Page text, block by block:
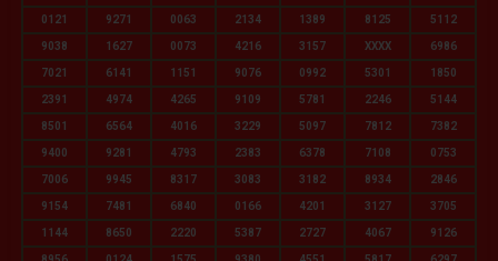
0121 9271 0063 2134 1389 8125 5112
9038 1627 0073 4216 3157 XXXX 6986
7021 6141 1151 9076 0992 5301 1850
2391 4974 4265 9109 5781 2246 5144
8501 6564 4016 3229 5097 7812 7382
9400 9281 4793 2383 6378 7108 0753
7006 9945 8317 3083 3182 8934 2846
9154 7481 6840 0166 4201 3127 3705
1144 8650 2220 5387 2727 4067 9126